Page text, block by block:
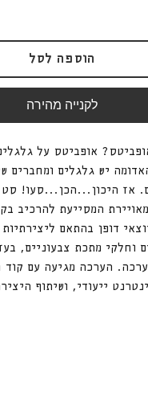
הוספה לסל
לקנייה מהירה
אופביטס על
יש גלגלים ומחברים
אז היכון...הכן...סעו!
דופן בהתאם
וחלקי מתכת צבעוניים,
הערכה מגיעה עם
ייעודי, ושיתוף